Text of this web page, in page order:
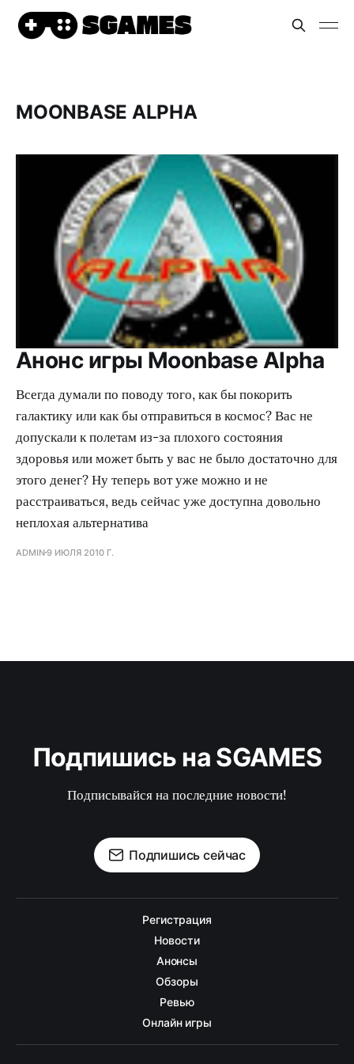
MOONBASE ALPHA
Анонс игры Moonbase Alpha
Всегда думали по поводу того, как бы покорить
галактику или как бы отправиться в космос? Вас не
допускали к полетам из-за плохого состояния
здоровья или может быть у вас не было достаточно для
этого денег? Ну теперь вот уже можно и не
расстраиваться, ведь сейчас уже доступна довольно
неплохая альтернатива
ADMIN9 ИЮЛЯ 2010 Г.
Подпишись на SGAMES
Подписывайся на последние новости!
Подпишись сейчас
Регистрация
Новости
Анонсы
Обзоры
Ревью
Онлайн игры